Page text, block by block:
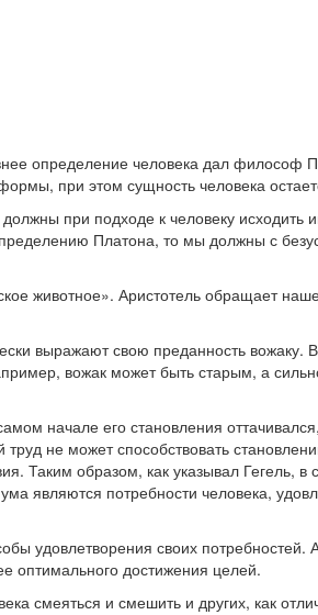
определение человека дал философ
при этом сущность человека
при подходе к человеку исходить
Платона, то мы должны с
животное». Аристотель обращает
выражают свою преданность
вожак может быть старым, а
начале его становления
не может способствовать
Таким образом, как указывал Гегель, в
являются потребности человека,
удовлетворения своих потребностей.
оптимального достижения целей.
смеяться и смешить и других, как